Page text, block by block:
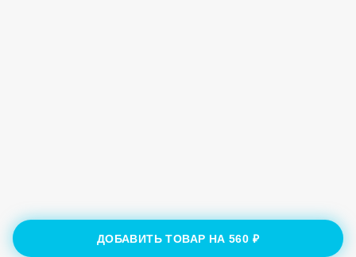
ДОБАВИТЬ ТОВАР НА560 ₽